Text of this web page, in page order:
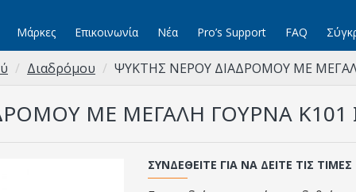
Μάρκες Επικοινωνία Νέα Pro’s Support FAQ
Διαδρόμου ΨΥΚΤΗΣ ΝΕΡΟΥ ΔΙΑΔΡΟΜΟΥ ΜΕ
ΜΕ ΜΕΓΑΛΗ ΓΟΥΡΝΑ Κ101
ΣΥΝΔΕΘΕΊΤΕ ΓΙΑ ΝΑ ΔΕΊΤΕ ΤΙΣ ΤΙΜΈΣ